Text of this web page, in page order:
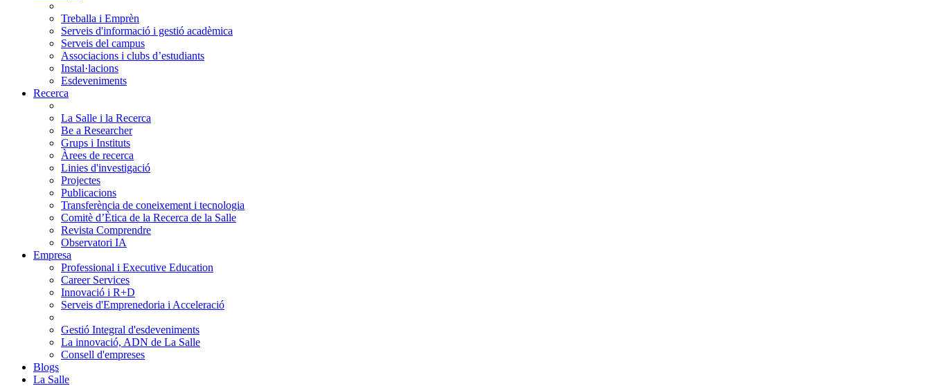
Treballa i Emprèn
Serveis d'informació i gestió acadèmica
Serveis del campus
Associacions i clubs d’estudiants
Instal·lacions
Esdeveniments
Recerca
La Salle i la Recerca
Be a Researcher
Grups i Instituts
Àrees de recerca
Linies d'investigació
Projectes
Publicacions
Transferència de coneixement i tecnologia
Comitè d’Ètica de la Recerca de la Salle
Revista Comprendre
Observatori IA
Empresa
Professional i Executive Education
Career Services
Innovació i R+D
Serveis d'Emprenedoria i Acceleració
Gestió Integral d'esdeveniments
La innovació, ADN de La Salle
Consell d'empreses
Blogs
La Salle